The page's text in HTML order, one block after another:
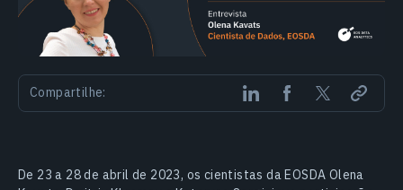
Compartilhe:
De 23 a 28 de abril de 2023, os cientistas da EOSDA Olena